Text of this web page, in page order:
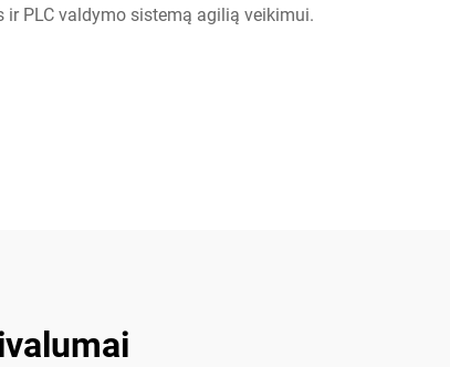
PLC valdymo sistemą agilią veikimui.